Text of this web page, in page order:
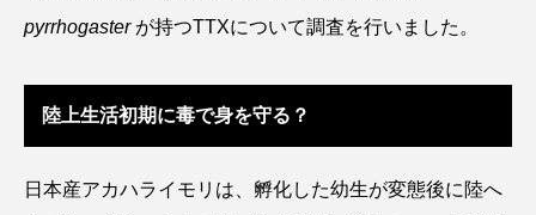
カクレクマノミ カゴカマス カジカ
カブトエビ カブトクラゲ カミクラゲ
pyrrhogasterが持つTTXについて調査を行いました。
陸上生活初期に毒で身を守る？
日本産アカハライモリは、孵化した幼生が変態後に陸へ